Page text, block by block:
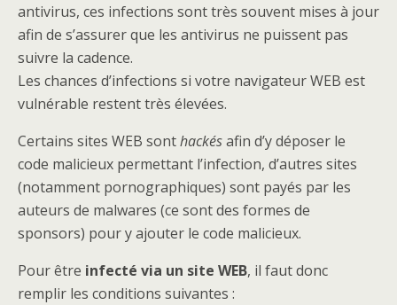
antivirus, ces infections sont très souvent mises à jour
afin de s’assurer que les antivirus ne puissent pas
suivre la cadence.
Les chances d’infections si votre navigateur WEB est
vulnérable restent très élevées.
Certains sites WEB sonthackésafin d’y déposer le
code malicieux permettant l’infection, d’autres sites
(notamment pornographiques) sont payés par les
auteurs de malwares (ce sont des formes de
sponsors) pour y ajouter le code malicieux.
Pour être infecté via un site WEB, il faut donc
remplir les conditions suivantes :